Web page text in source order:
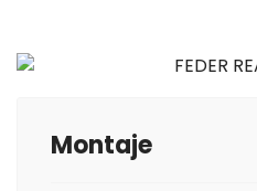
Montaje